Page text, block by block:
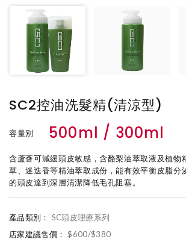
SC2控油洗髮精(清涼型)
容量別 500ml / 300ml
含蘆薈可減緩頭皮敏感，含酪梨油萃取液及植物
草、迷迭香等精油萃取成份，能有效平衡皮脂分
的頭皮達到深層清潔降低毛孔阻塞。
產品類別：
SC頭皮理療系列
店家建議售價： $600/$380